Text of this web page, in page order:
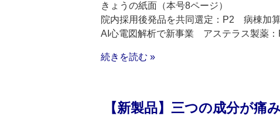
きょうの紙面（本号8ページ）
院内採用後発品を共同選定：P2 病棟加
AI心電図解析で新事業 アステラス製薬
続きを読む »
【新製品】三つの成分が痛